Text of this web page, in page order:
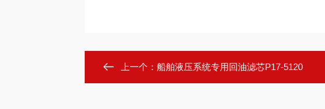
上一个： 船舶液压系统专用回油滤芯P17-5120